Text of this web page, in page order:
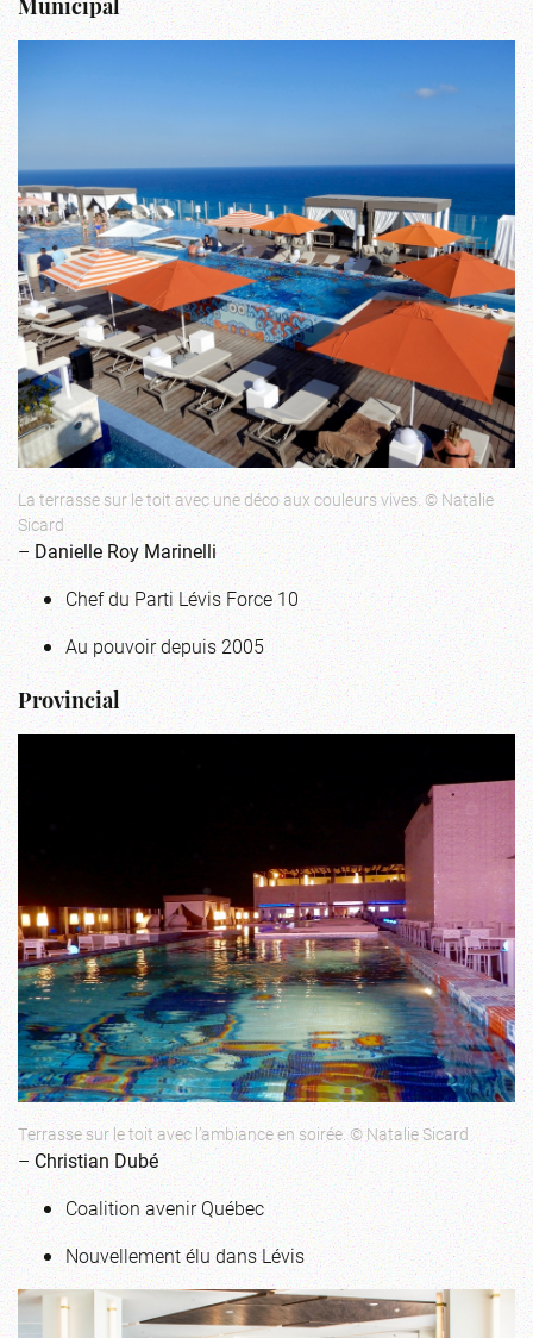
Municipal
La terrasse sur le toit avec une déco aux couleurs vives. © Natalie
Sicard
–Danielle Roy Marinelli
Chef du Parti Lévis Force 10
Au pouvoir depuis 2005
Provincial
Terrasse sur le toit avec l’ambiance en soirée. © Natalie Sicard
–Christian Dubé
Coalition avenir Québec
Nouvellement élu dans Lévis